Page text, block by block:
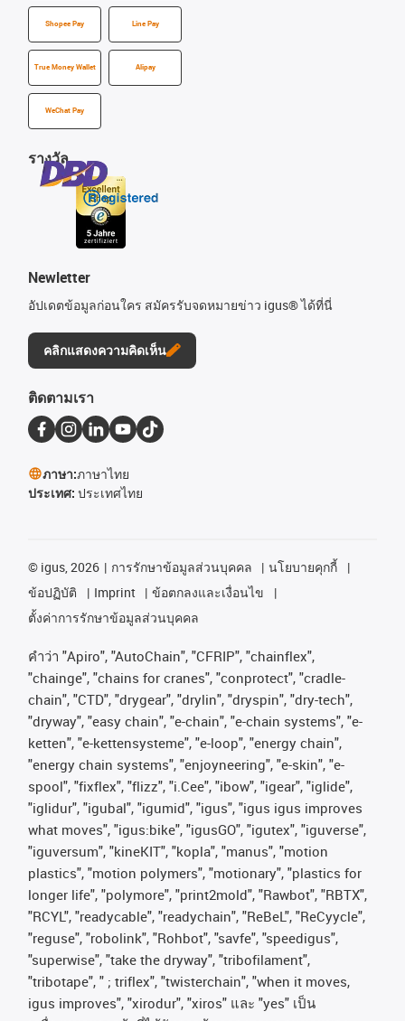
Shopee Pay Line Pay
True Money Wallet Alipay
WeChat Pay
รางวัล
Newletter
อัปเดตข้อมูลก่อนใคร สมัครรับจดหมายข่าว igus® ได้ที่นี่
คลิกแสดงความคิดเห็น
ติดตามเรา
ภาษา:ภาษาไทย
ประเทศ: ประเทศไทย
© igus, 2026 การรักษาข้อมูลส่วนบุคคล
นโยบายคุกกี้
ข้อปฏิบัติ
Imprint
ข้อตกลงและเงื่อนไข
ตั้งค่าการรักษาข้อมูลส่วนบุคคล
คําว่า "Apiro", "AutoChain", "CFRIP", "chainflex",
"chainge", "chains for cranes", "conprotect", "cradle-
chain", "CTD", "drygear", "drylin", "dryspin", "dry-tech",
"dryway", "easy chain", "e-chain", "e-chain systems", "e-
ketten", "e-kettensysteme", "e-loop", "energy chain",
"energy chain systems", "enjoyneering", "e-skin", "e-
spool", "fixflex", "flizz", "i.Cee", "ibow", "igear", "iglide",
"iglidur", "igubal", "igumid", "igus", "igus igus improves
what moves", "igus:bike", "igusGO", "igutex", "iguverse",
"iguversum", "kineKIT", "kopla", "manus", "motion
plastics", "motion polymers", "motionary", "plastics for
longer life", "polymore", "print2mold", "Rawbot", "RBTX",
"RCYL", "readycable", "readychain", "ReBeL", "ReCyycle",
"reguse", "robolink", "Rohbot", "savfe", "speedigus",
"superwise", "take the dryway", "tribofilament",
"tribotape", " ; triflex", "twisterchain", "when it moves,
igus improves", "xirodur", "xiros" และ "yes" เป็น